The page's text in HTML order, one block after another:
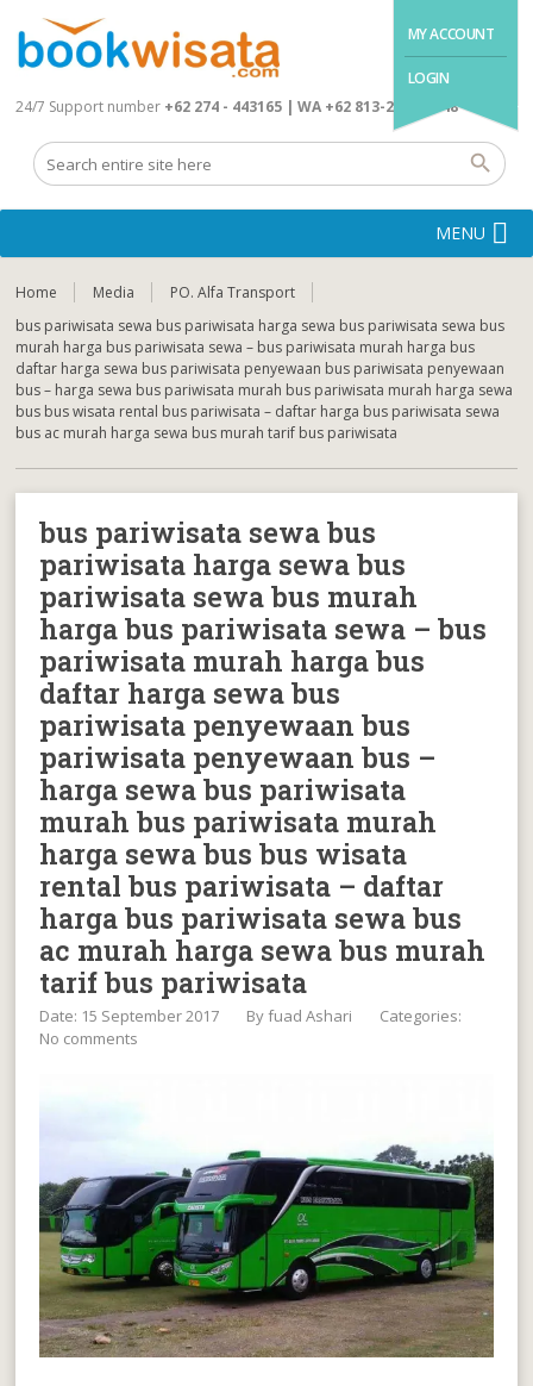
MY ACCOUNT
LOGIN
24/7 Support number +62 274 - 443165 | WA +62 813-2845-4648
MENU
Home Media
PO. Alfa Transport
bus pariwisata sewa bus pariwisata harga sewa bus pariwisata sewa bus
murah harga bus pariwisata sewa – bus pariwisata murah harga bus
daftar harga sewa bus pariwisata penyewaan bus pariwisata penyewaan
bus – harga sewa bus pariwisata murah bus pariwisata murah harga sewa
bus bus wisata rental bus pariwisata – daftar harga bus pariwisata sewa
bus ac murah harga sewa bus murah tarif bus pariwisata
bus pariwisata sewa bus
pariwisata harga sewa bus
pariwisata sewa bus murah
harga bus pariwisata sewa – bus
pariwisata murah harga bus
daftar harga sewa bus
pariwisata penyewaan bus
pariwisata penyewaan bus –
harga sewa bus pariwisata
murah bus pariwisata murah
harga sewa bus bus wisata
rental bus pariwisata – daftar
harga bus pariwisata sewa bus
ac murah harga sewa bus murah
tarif bus pariwisata
Date: 15 September 2017 Byfuad Ashari
Categories:
No comments